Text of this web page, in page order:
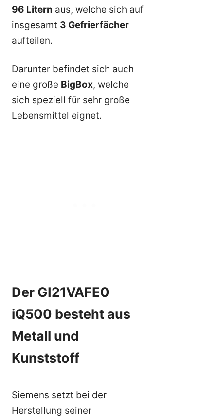
96 Litern aus, welche sich auf
insgesamt 3 Gefrierfächer
aufteilen.
Darunter befindet sich auch
eine große BigBox, welche
sich speziell für sehr große
Lebensmittel eignet.
Der GI21VAFE0
iQ500 besteht aus
Metall und
Kunststoff
Siemens setzt bei der
Herstellung seiner